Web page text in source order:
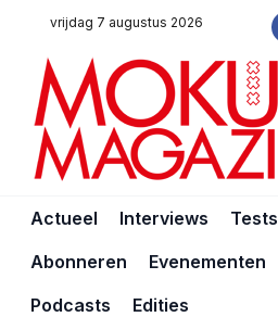
vrijdag 7 augustus 2026
Actueel Interviews
Tests
Abonneren
Evenementen
Podcasts
Edities